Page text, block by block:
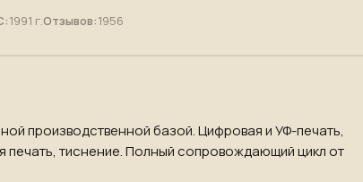
1991 г.Отзывов:1956
производственной базой. Цифровая и УФ-печать,
тиснение. Полный сопровождающий цикл от